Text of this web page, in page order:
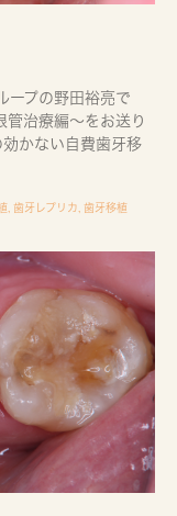
ープの野田裕亮で
治療編～をお送り
かない自費歯牙移
歯牙レプリカ 歯牙移植